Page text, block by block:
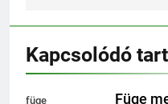
Kapcsolódó
füge
Füge